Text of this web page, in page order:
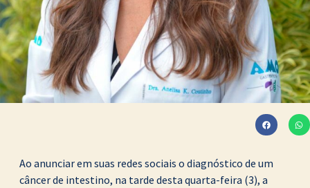
Ao anunciar em suas redes sociais o diagnóstico de um
câncer de intestino, na tarde desta quarta-feira (3), a